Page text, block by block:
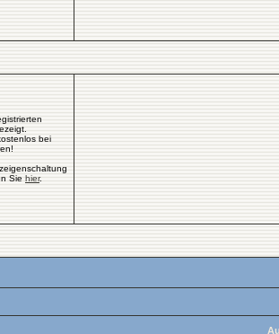
bei
Sie hier.